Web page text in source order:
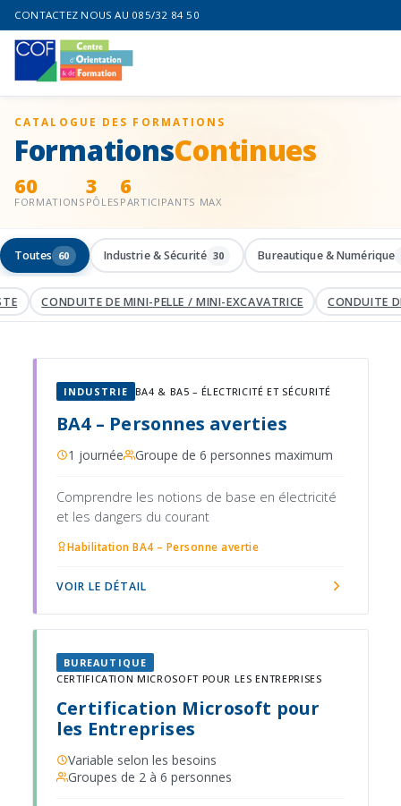
CONTACTEZ NOUS AU 085/32 84 50
CATALOGUE DES FORMATIONS
FormationsContinues
60
FORMATIONS
3
PÔLES
6
PARTICIPANTS MAX
Toutes 60 Industrie & Sécurité 30 Bureautique & Numérique
CONDUITE DE MINI-PELLE / MINI-EXCAVATRICE CONDUITE DE
INDUSTRIE BA4 & BA5 – ÉLECTRICITÉ ET SÉCURITÉ
BA4 – Personnes averties
1 journée Groupe de 6 personnes maximum
Comprendre les notions de base en électricité
et les dangers du courant
Habilitation BA4 – Personne avertie
VOIR LE DÉTAIL
BUREAUTIQUE
CERTIFICATION MICROSOFT POUR LES ENTREPRISES
Certification Microsoft pour
les Entreprises
Variable selon les besoins
Groupes de 2 à 6 personnes